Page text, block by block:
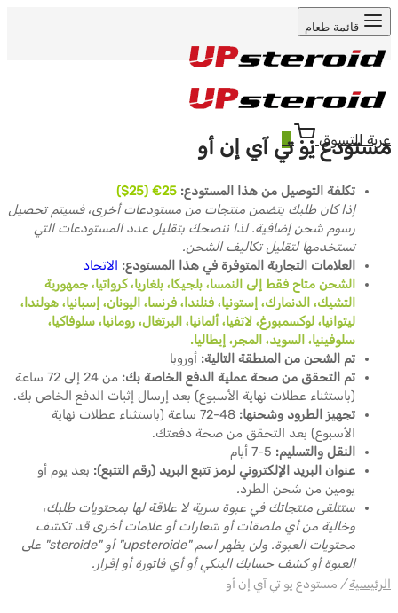
قائمة طعام
عربة التسوق 0
مستودع يو تي آي إن أو
تكلفة التوصيل من هذا المستودع: 25€ (25$)
إذا كان طلبك يتضمن منتجات من مستودعات أخرى، فسيتم تحصيل
رسوم شحن إضافية. لذا ننصحك بتقليل عدد المستودعات التي
تستخدمها لتقليل تكاليف الشحن.
العلامات التجارية المتوفرة في هذا المستودع: الاتحاد
الشحن متاح فقط إلى النمسا، بلجيكا، بلغاريا، كرواتيا، جمهورية
التشيك، الدنمارك، إستونيا، فنلندا، فرنسا، اليونان، إسبانيا، هولندا،
ليتوانيا، لوكسمبورغ، لاتفيا، ألمانيا، البرتغال، رومانيا، سلوفاكيا،
سلوفينيا، السويد، المجر، إيطاليا.
تم الشحن من المنطقة التالية: أوروبا
تم التحقق من صحة عملية الدفع الخاصة بك:
من 24 إلى 72 ساعة
(باستثناء عطلات نهاية الأسبوع) بعد إرسال إثبات الدفع الخاص بك.
تجهيز الطرود وشحنها:
48-72 ساعة (باستثناء عطلات نهاية
الأسبوع) بعد التحقق من صحة دفعتك.
النقل والتسليم: 5-7 أيام
عنوان البريد الإلكتروني لرمز تتبع البريد (رقم التتبع): بعد يوم أو
يومين من شحن الطرد.
ستتلقى منتجاتك في عبوة سرية لا علاقة لها بمحتويات طلبك،
وخالية من أي ملصقات أو شعارات أو علامات أخرى قد تكشف
محتويات العبوة. ولن يظهر اسم "upsteroide" أو "steroide" على
العبوة أو كشف حسابك البنكي أو أي فاتورة أو إقرار.
الرئيسية / مستودع يو تي آي إن أو